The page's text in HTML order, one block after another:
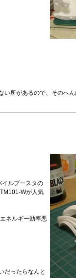
所があるので、そのへん
イルブースタの
Wが人気
ネルギー効率悪
だったらなんと